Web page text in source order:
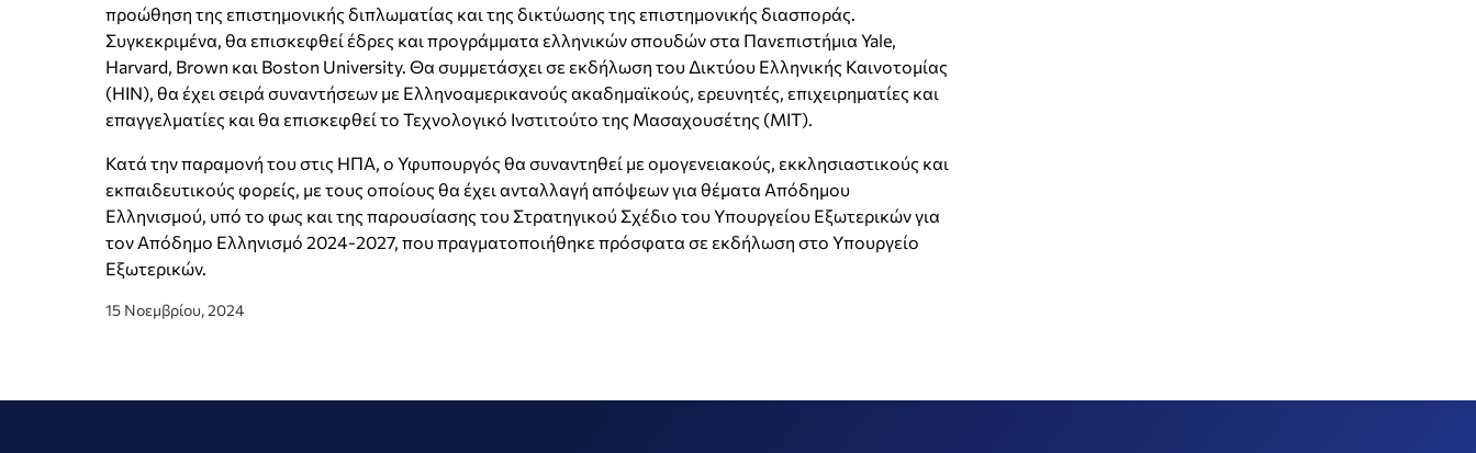
προώθηση της επιστημονικής διπλωματίας και της δικτύωσης της επιστημονικής διασποράς.
Συγκεκριμένα, θα επισκεφθεί έδρες και προγράμματα ελληνικών σπουδών στα Πανεπιστήμια Yale,
Harvard, Brown και Boston University. Θα συμμετάσχει σε εκδήλωση του Δικτύου Ελληνικής Καινοτομίας
(HIN), θα έχει σειρά συναντήσεων με Ελληνοαμερικανούς ακαδημαϊκούς, ερευνητές, επιχειρηματίες και
επαγγελματίες και θα επισκεφθεί τo Τεχνολογικό Ινστιτούτο της Μασαχουσέτης (MIT).
Κατά την παραμονή του στις ΗΠΑ, ο Υφυπουργός θα συναντηθεί με ομογενειακούς, εκκλησιαστικούς και
εκπαιδευτικούς φορείς, με τους οποίους θα έχει ανταλλαγή απόψεων για θέματα Απόδημου
Ελληνισμού, υπό το φως και της παρουσίασης του Στρατηγικού Σχέδιο του Υπουργείου Εξωτερικών για
τον Απόδημο Ελληνισμό 2024-2027, που πραγματοποιήθηκε πρόσφατα σε εκδήλωση στο Υπουργείο
Εξωτερικών.
15 Νοεμβρίου, 2024